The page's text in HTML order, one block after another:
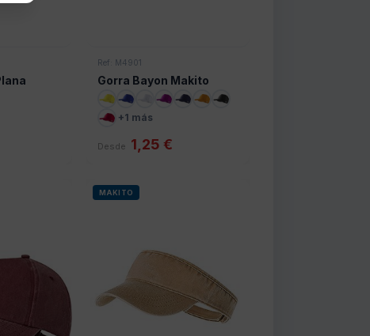
Ref: M4901
Gorra Bayon Makito
+1 más
Desde 1,25 €
MAKITO